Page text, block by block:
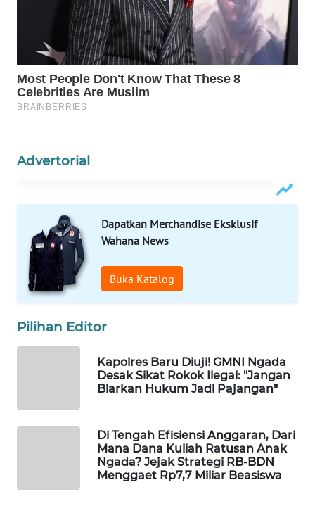
Advertorial
Dapatkan Merchandise Eksklusif
Wahana News
Buka Katalog
Pilihan Editor
Kapolres Baru Diuji! GMNI Ngada
Desak Sikat Rokok Ilegal: "Jangan
Biarkan Hukum Jadi Pajangan"
Di Tengah Efisiensi Anggaran, Dari
Mana Dana Kuliah Ratusan Anak
Ngada? Jejak Strategi RB-BDN
Menggaet Rp7,7 Miliar Beasiswa
UMKM
WAHANA
SELEB
WAHANA
HEALTH
WAHANA
DESA
Wahana